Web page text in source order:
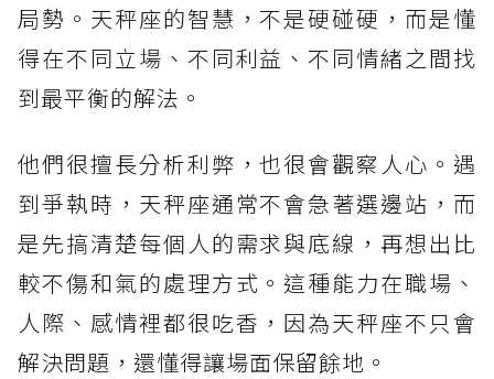
局勢。天秤座的智慧，不是硬碰硬，而是懂
得在不同立場、不同利益、不同情緒之間找
到最平衡的解法。
他們很擅長分析利弊，也很會觀察人心。遇
到爭執時，天秤座通常不會急著選邊站，而
是先搞清楚每個人的需求與底線，再想出比
較不傷和氣的處理方式。這種能力在職場、
人際、感情裡都很吃香，因為天秤座不只會
解決問題，還懂得讓場面保留餘地。